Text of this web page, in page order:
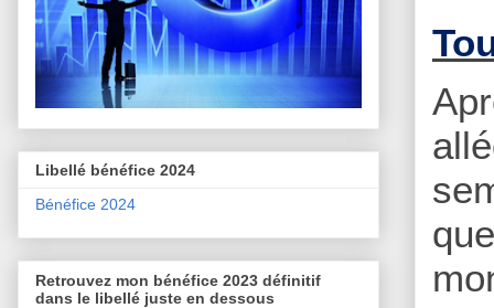
Libellé bénéfice 2024
Bénéfice 2024
Retrouvez mon bénéfice 2023 définitif
dans le libellé juste en dessous